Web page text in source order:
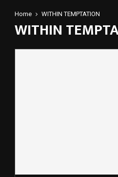
Home WITHIN TEMPTATION
WITHIN